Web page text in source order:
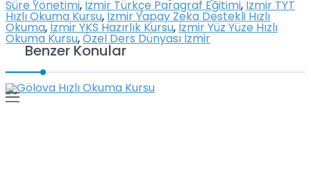
Süre Yönetimi, İzmir Türkçe Paragraf Eğitimi, İzmir TYT
Hızlı Okuma Kursu, İzmir Yapay Zeka Destekli Hızlı
Okuma, İzmir YKS Hazırlık Kursu, İzmir Yüz Yüze Hızlı
Okuma Kursu, Özel Ders Dünyası İzmir
Benzer Konular